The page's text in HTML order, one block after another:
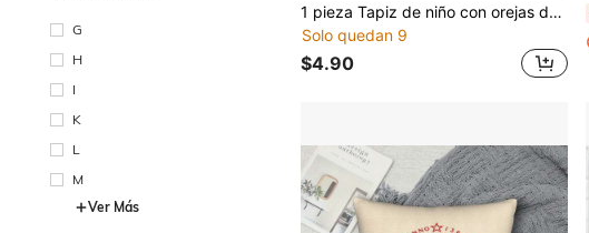
G
H
I
K
L
M
Ver Más
1 pieza Tapiz de niño con orejas de gato lindo – Tela de poliéster con impresión 2D; Decoración de pared versátil adecuada para dormitorios, habitaciones y salas de estar; Una opción ideal para fans de BL y anime.
Solo quedan 9
$4.90